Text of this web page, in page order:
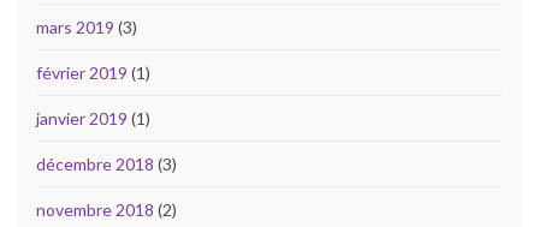
mars 2019 (3)
février 2019 (1)
janvier 2019 (1)
décembre 2018 (3)
novembre 2018 (2)